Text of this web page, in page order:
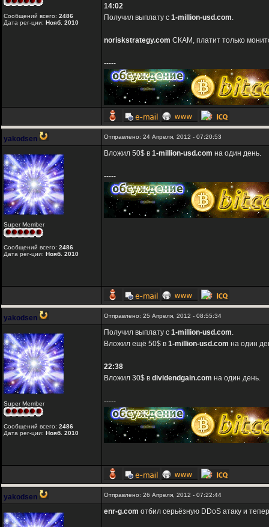
Сообщений всего: 2486
Дата рег-ции: Нояб. 2010
14:02
Получил выплату с 1-million-usd.com.
noriskstrategy.com СКАМ, платит только
-----
yakodsen Отправлено: 24 Апреля, 2012 - 07:20:53
Super Member
Сообщений всего: 2486
Дата рег-ции: Нояб. 2010
Вложил 50$ в 1-million-usd.com на один день.
-----
yakodsen Отправлено: 25 Апреля, 2012 - 08:55:34
Super Member
Сообщений всего: 2486
Дата рег-ции: Нояб. 2010
Получил выплату с 1-million-usd.com.
Вложил ещё 50$ в 1-million-usd.com на один
22:38
Вложил 30$ в dividendgain.com на один день.
-----
yakodsen Отправлено: 26 Апреля, 2012 - 07:22:44
enr-g.com отбил серьёзную DDoS атаку и